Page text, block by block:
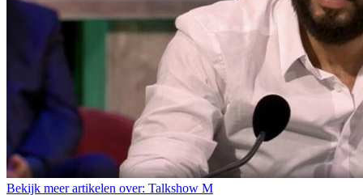
Bekijk meer artikelen over: Talkshow M